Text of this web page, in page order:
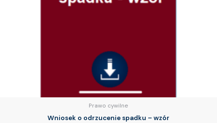
Prawo cywilne
Wniosek o odrzucenie spadku – wzór